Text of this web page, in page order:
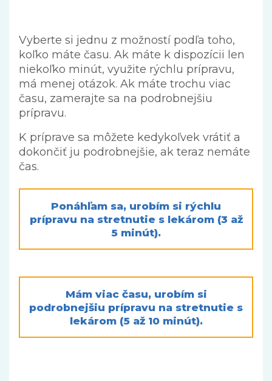
Vyberte si jednu z možností podľa toho,
koľko máte času. Ak máte k dispozícii len
niekoľko minút, využite rýchlu prípravu,
má menej otázok. Ak máte trochu viac
času, zamerajte sa na podrobnejšiu
prípravu.
K príprave sa môžete kedykoľvek vrátiť a
dokončiť ju podrobnejšie, ak teraz nemáte
čas.
Ponáhľam sa, urobím si rýchlu
prípravu na stretnutie s lekárom (3 až
5 minút).
Mám viac času, urobím si
podrobnejšiu prípravu na stretnutie s
lekárom (5 až 10 minút).